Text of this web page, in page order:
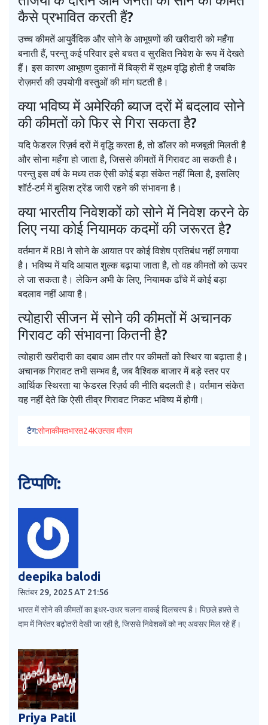
कैसे प्रभावित करती हैं?
उच्च कीमतें आयुर्वेदिक और सोने के आभूषणों की खरीदारी को महँगा
बनाती हैं, परन्तु कई परिवार इसे बचत व सुरक्षित निवेश के रूप में देखते
हैं। इस कारण आभूषण दुकानों में बिक्री में सूक्ष्म वृद्धि होती है जबकि
रोज़मर्रा की उपयोगी वस्तुओं की मांग घटती है।
क्या भविष्य में अमेरिकी ब्याज दरों में बदलाव सोने
की कीमतों को फिर से गिरा सकता है?
यदि फेडरल रिज़र्व दरों में वृद्धि करता है, तो डॉलर को मजबूती मिलती है
और सोना महँगा हो जाता है, जिससे कीमतों में गिरावट आ सकती है।
परन्तु इस वर्ष के मध्य तक ऐसी कोई बड़ा संकेत नहीं मिला है, इसलिए
शॉर्ट‑टर्म में बुलिश ट्रेंड जारी रहने की संभावना है।
क्या भारतीय निवेशकों को सोने में निवेश करने के
लिए नया कोई नियामक कदमों की जरूरत है?
वर्तमान में RBI ने सोने के आयात पर कोई विशेष प्रतिबंध नहीं लगाया
है। भविष्य में यदि आयात शुल्क बढ़ाया जाता है, तो वह कीमतों को ऊपर
ले जा सकता है। लेकिन अभी के लिए, नियामक ढाँचे में कोई बड़ा
बदलाव नहीं आया है।
त्योहारी सीजन में सोने की कीमतों में अचानक
गिरावट की संभावना कितनी है?
त्योहारी खरीदारी का दबाव आम तौर पर कीमतों को स्थिर या बढ़ाता है।
अचानक गिरावट तभी सम्भव है, जब वैश्विक बाजार में बड़े स्तर पर
आर्थिक स्थिरता या फेडरल रिज़र्व की नीति बदलती है। वर्तमान संकेत
यह नहीं देते कि ऐसी तीव्र गिरावट निकट भविष्य में होगी।
टैग:सोनाकीमतभारत24Kउत्सव मौसम
टिप्पणि:
deepika balodi
सितंबर 29, 2025 AT 21:56
भारत में सोने की कीमतों का इधर‑उधर चलना वाकई दिलचस्प है। पिछले हफ़्ते से
दाम में निरंतर बढ़ोतरी देखी जा रही है, जिससे निवेशकों को नए अवसर मिल रहे हैं।
Priya Patil